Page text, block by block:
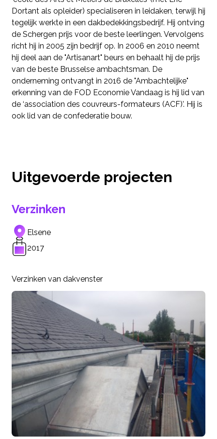
Dortant als opleider) specialiseren in leidaken, terwijl hij
tegelijk werkte in een dakbedekkingsbedrijf. Hij ontving
de Schergen prijs voor de beste leerlingen. Vervolgens
richt hij in 2005 zijn bedrijf op. In 2006 en 2010 neemt
hij deel aan de "Artisanart" beurs en behaalt hij de prijs
van de beste Brusselse ambachtsman. De
onderneming ontvangt in 2016 de "Ambachtelijke"
erkenning van de FOD Economie Vandaag is hij lid van
de ‘association des couvreurs-formateurs (ACF)’. Hij is
ook lid van de confederatie bouw.
Uitgevoerde projecten
Verzinken
Elsene
2017
Verzinken van dakvenster